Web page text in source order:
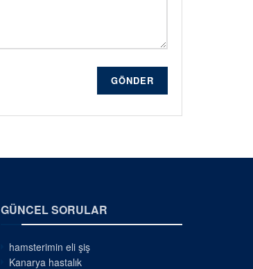
GÖNDER
GÜNCEL SORULAR
hamsterimin eli şiş
Kanarya hastalık